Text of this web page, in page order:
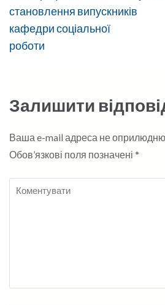
становлення випускників
кафедри соціальної
роботи
Залишити
Ваша e-mail адреса не
Обов’язкові поля позначені *
Коментувати